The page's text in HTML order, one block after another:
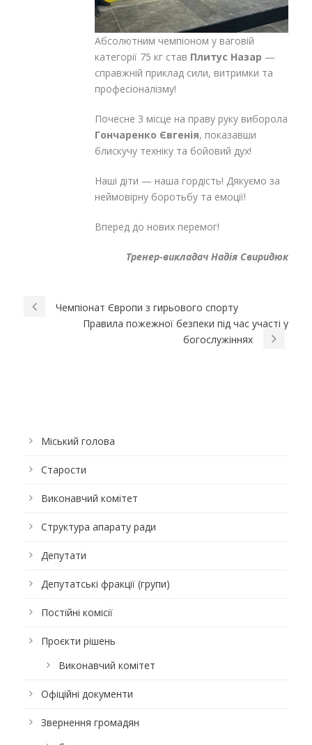
Абсолютним чемпіоном у ваговій
категорії 75 кг став Плитус Назар —
справжній приклад сили, витримки та
професіоналізму!
Почесне 3 місце на праву руку виборола
Гончаренко Євгенія, показавши
блискучу техніку та бойовий дух!
Наші діти — наша гордість! Дякуємо за
неймовірну боротьбу та емоції!
Вперед до нових перемог!
Тренер-викладач Надія Свиридюк
Чемпіонат Європи з гирьового спорту
Правила пожежної безпеки під час участі у
богослужіннях
Міський голова
Старости
Виконавчий комітет
Структура апарату ради
Депутати
Депутатські фракції (групи)
Постійні комісії
Проєкти рішень
Виконавчий комітет
Офіційні документи
Звернення громадян